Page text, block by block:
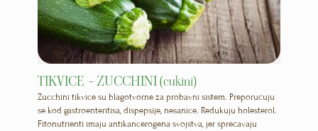
TIKVICE – ZUCCHINI (cukini)
Zucchini tikvice su blagotvorne za probavni sistem. Preporučuju
se kod gastroenteritisa, dispepsije, nesanice. Redukuju holesterol.
Fitonutrienti imaju antikancerogena svojstva, jer sprečavaju